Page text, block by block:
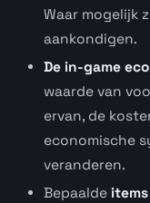
Waar mogelijk
aankondigen.
De in-game
waarde van
ervan, de
economische
veranderen.
Bepaalde